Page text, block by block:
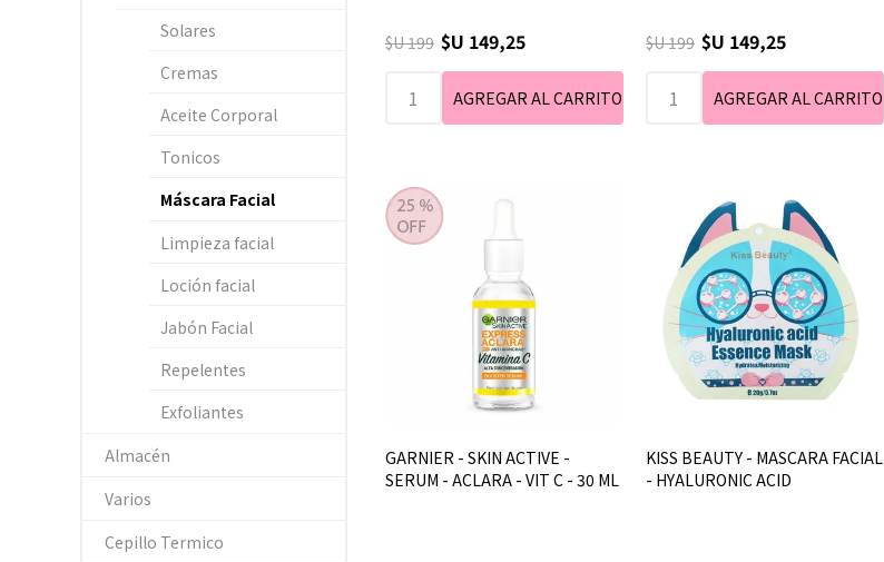
$U 199 $U 149,25 $U 199 $U 149,25
GARNIER - SKIN ACTIVE -
SERUM - ACLARA - VIT C - 30 ML
KISS BEAUTY - MASCARA FACIAL
- HYALURONIC ACID
Solares
Cremas
Aceite Corporal
Tonicos
Máscara Facial
Limpieza facial
Loción facial
Jabón Facial
Repelentes
Exfoliantes
Almacén
Varios
Cepillo Termico